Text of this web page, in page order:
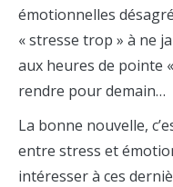
émotionnelles
« stresse trop » à ne
aux heures de pointe
rendre pour demain…
La bonne nouvelle,
entre stress et
intéresser à ces